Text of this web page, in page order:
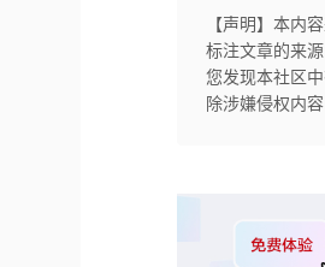
【声明】本内
标注文章的来
您发现本社区
除涉嫌侵权内